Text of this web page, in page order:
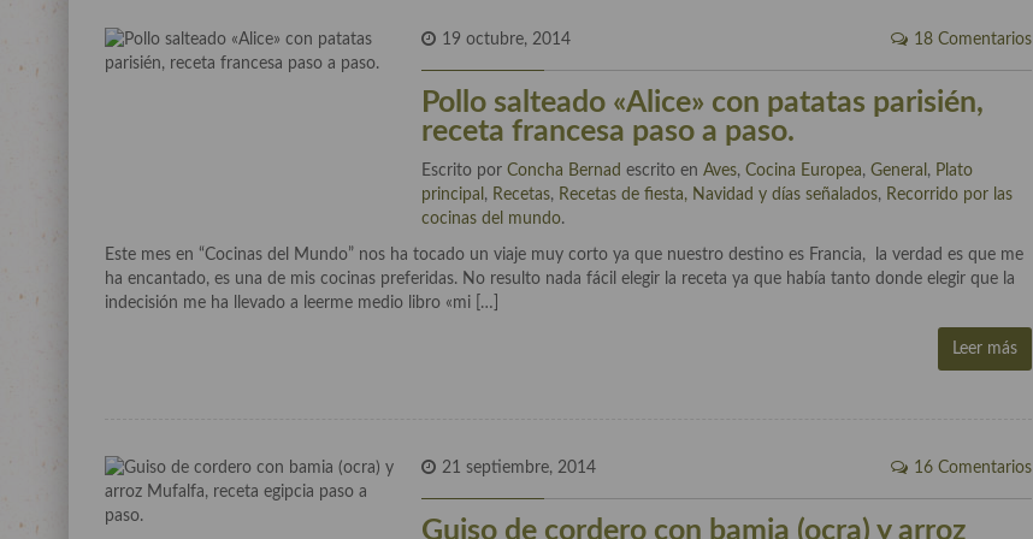
19 octubre, 2014 18 Comentarios
Pollo salteado «Alice» con patatas parisién,
receta francesa paso a paso.
Escrito porConcha Bernad escrito enAves,Cocina Europea,General , Plato
principal , Recetas, Recetas de fiesta, Navidad y días señalados, Recorrido por las
cocinas del mundo.
Este mes en “Cocinas del Mundo” nos ha tocado un viaje muy corto ya que nuestro destino es Francia, la verdad es que me
ha encantado, es una de mis cocinas preferidas. No resulto nada fácil elegir la receta ya que había tanto donde elegir que la
indecisión me ha llevado a leerme medio libro «mi […]
Leer más
21 septiembre, 2014 16 Comentarios
Guiso de cordero con bamia (ocra) y arroz